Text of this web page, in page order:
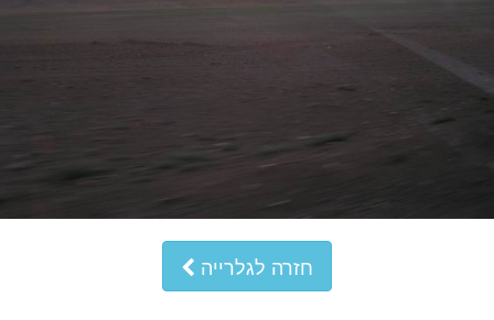
חזרה לגלרייה